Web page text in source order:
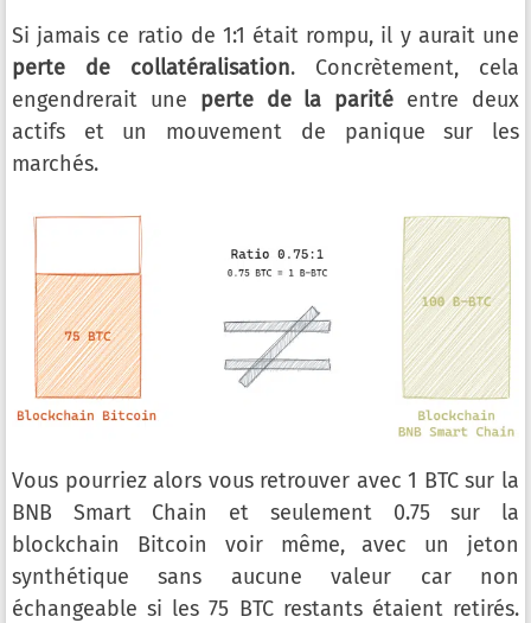
Si jamais ce ratio de 1:1 était rompu, il y aurait une
perte de collatéralisation. Concrètement, cela
engendrerait une perte de la parité entre deux
actifs et un mouvement de panique sur les
marchés.
Vous pourriez alors vous retrouver avec 1 BTC sur la
BNB Smart Chain et seulement 0.75 sur la
blockchain Bitcoin voir même, avec un jeton
synthétique sans aucune valeur car non
échangeable si les 75 BTC restants étaient retirés.